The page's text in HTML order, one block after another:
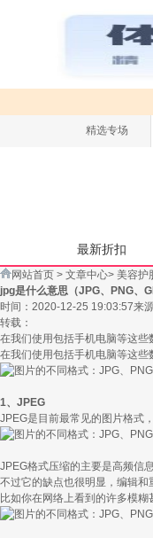
精选专场
最新折扣
网站首页 > 文章中心> 美容护
jpg是什么意思（JPG、PNG、
时间：2020-12-25 19:03:57来
转载：
在我们使用包括手机电脑等这些
在我们使用包括手机电脑等这
1、JPEG
JPEG是目前最常见的图片格式
JPEG格式压缩的主要是高频信
不过它的缺点也很明显，编辑和
比如你在网络上看到的许多模糊